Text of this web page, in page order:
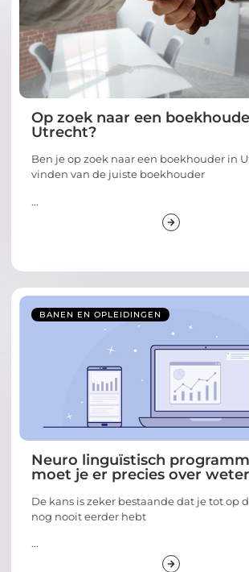
Op zoek naar een
Utrecht?
Ben je op zoek naar een boekhouder in
vinden van de juiste boekhouder
...
BANEN EN OPLEIDINGEN
Neuro linguïstisch
moet je er precies over
De kans is zeker bestaande dat je tot op
nog nooit eerder hebt
...